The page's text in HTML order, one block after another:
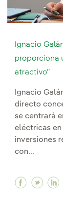
Ignacio
proporciona
atractivo”
Ignacio
directo
se centrará
eléctricas
inversiones
con...